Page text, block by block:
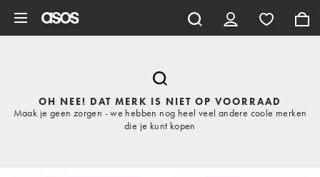
OH NEE! DAT MERK IS NIET OP VOORRAAD
Maak je geen zorgen - we hebben nog heel veel andere coole merken
die je kunt kopen